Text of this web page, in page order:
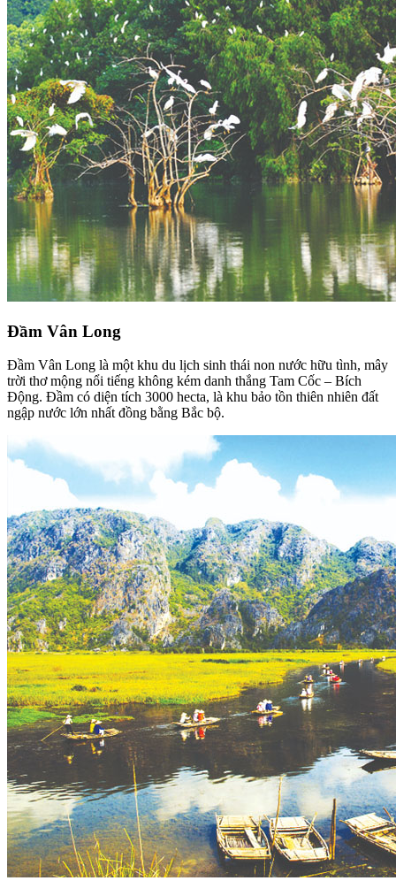
Đầm Vân Long
Đầm Vân Long là một khu du lịch sinh thái non nước hữu tình, mây
trời thơ mộng nổi tiếng không kém danh thắng Tam Cốc – Bích
Động. Đầm có diện tích 3000 hecta, là khu bảo tồn thiên nhiên đất
ngập nước lớn nhất đồng bằng Bắc bộ.